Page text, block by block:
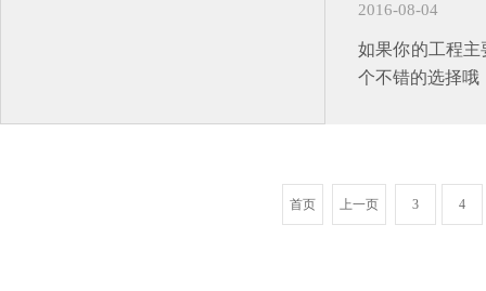
2016-08-04
如果你的工程
个不错的选择哦
首页 上一页 3 4